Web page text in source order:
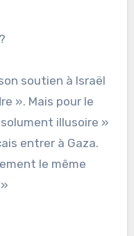
soutien à Israël
». Mais pour le
illusoire »
entrer à Gaza.
le même